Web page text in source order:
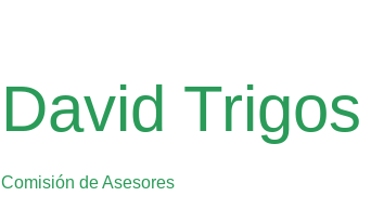
David Trigos
Comisión de Asesores